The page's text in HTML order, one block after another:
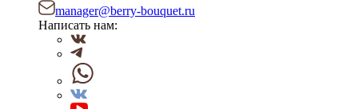
manager@berry-bouquet.ru
Написать нам: